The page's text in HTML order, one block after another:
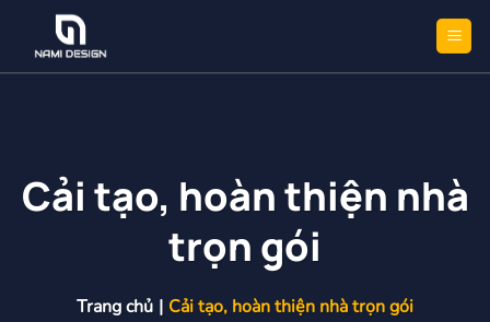
Cải tạo, hoàn thiện nhà
trọn gói
Trang chủ | Cải tạo, hoàn thiện nhà trọn gói